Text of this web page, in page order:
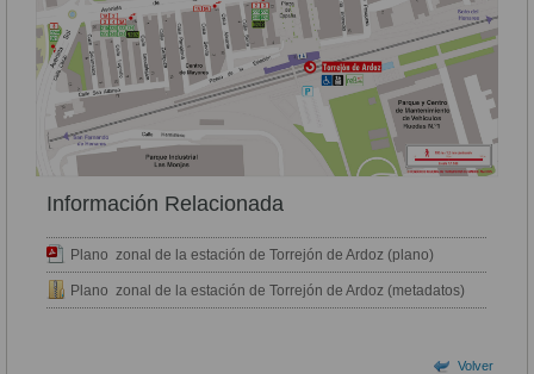
Información Relacionada
Plano zonal de la estación de Torrejón de Ardoz (plano)
Plano zonal de la estación de Torrejón de Ardoz (metadatos)
Volver